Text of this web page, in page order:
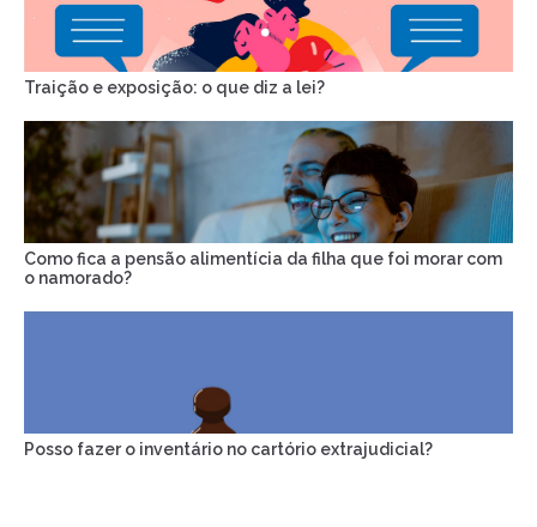
Traição e exposição: o que diz a lei?
Como fica a pensão alimentícia da filha que foi morar com
o namorado?
Posso fazer o inventário no cartório extrajudicial?